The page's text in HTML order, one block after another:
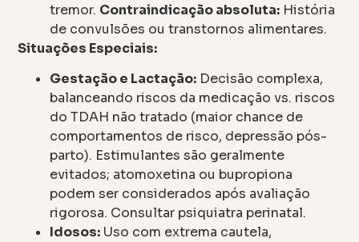
tremor. Contraindicação absoluta: História
de convulsões ou transtornos alimentares.
Situações Especiais:
Gestação e Lactação: Decisão complexa,
balanceando riscos da medicação vs. riscos
do TDAH não tratado (maior chance de
comportamentos de risco, depressão pós-
parto). Estimulantes são geralmente
evitados; atomoxetina ou bupropiona
podem ser considerados após avaliação
rigorosa. Consultar psiquiatra perinatal.
Idosos: Uso com extrema cautela,